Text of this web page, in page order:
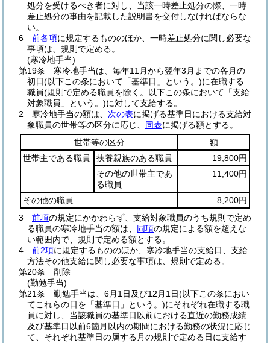
処分を受けるべき者に対し、当該一時差止処分の際、一時
差止処分の事由を記載した説明書を交付しなければならな
い。
6
前各項に規定するもののほか、一時差止処分に関し必要な
事項は、規則で定める。
(寒冷地手当)
第19条
寒冷地手当は、毎年11月から翌年3月までの各月の
初日(以下この条において「基準日」という。)に在職する
職員(規則で定める職員を除く。以下この条において「支給
対象職員」という。)に対して支給する。
2
寒冷地手当の額は、 次の表に掲げる基準日における支給対
象職員の世帯等の区分に応じ、 同表に掲げる額とする。
世帯等の区分
額
世帯主である職員
扶養親族のある職員
19,800円
その他の世帯主であ
る職員
11,400円
その他の職員
8,200円
3
前項の規定にかかわらず、支給対象職員のうち規則で定め
る職員の寒冷地手当の額は、 同項の規定による額を超えな
い範囲内で、規則で定める額とする。
4
前2項に規定するもののほか、寒冷地手当の支給日、支給
方法その他支給に関し必要な事項は、規則で定める。
第20条
削除
(勤勉手当)
第21条
勤勉手当は、6月1日及び12月1日(以下この条におい
てこれらの日を「基準日」という。)にそれぞれ在職する職
員に対し、当該職員の基準日以前における直近の勤務成績
及び基準日以前6箇月以内の期間における勤務の状況に応じ
て、それぞれ基準日の属する月の規則で定める日に支給す